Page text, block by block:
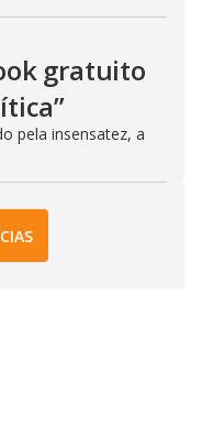
gratuito
pela insensatez, a